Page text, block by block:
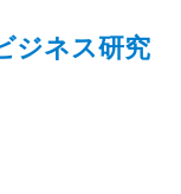
ネス研究